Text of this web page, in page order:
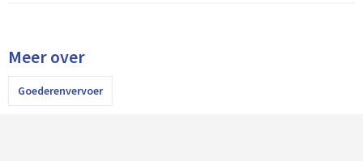
Meer over
Goederenvervoer